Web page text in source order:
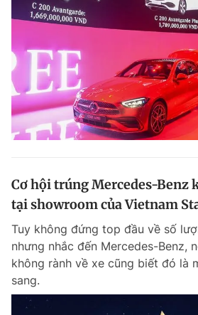
Cơ hội trúng Mercedes-Benz
tại showroom của Vietnam
Tuy không đứng top đầu về số
nhưng nhắc đến Mercedes-Benz,
không rành về xe cũng biết đó là
sang.